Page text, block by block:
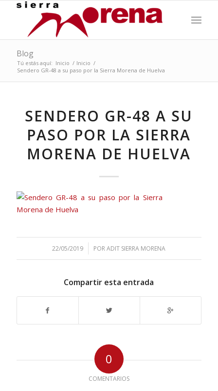
Blog
Tú estás aquí: Inicio / Inicio /
Sendero GR-48 a su paso por la Sierra Morena de Huelva
SENDERO GR-48 A SU
PASO POR LA SIERRA
MORENA DE HUELVA
22/05/2019
/ PORADIT SIERRA MORENA
Compartir esta entrada
0
COMENTARIOS